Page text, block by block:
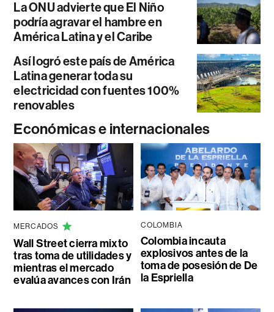
La ONU advierte que El Niño
podría agravar el hambre en
América Latina y el Caribe
Así logró este país de América
Latina generar toda su
electricidad con fuentes 100%
renovables
Económicas e internacionales
MERCADOS
Wall Street cierra mixto
tras toma de utilidades y
mientras el mercado
evalúa avances con Irán
COLOMBIA
Colombia incauta
explosivos antes de la
toma de posesión de De
la Espriella